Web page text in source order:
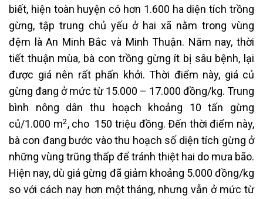
biết, hiện toàn huyện có hơn 1.600 ha diện tích trồng
gừng, tập trung chủ yếu ở hai xã nằm trong vùng
đệm là An Minh Bắc và Minh Thuận. Năm nay, thời
tiết thuận mùa, bà con trồng gừng ít bị sâu bệnh, lại
được giá nên rất phấn khởi. Thời điểm này, giá củ
gừng đang ở mức từ 15.000 – 17.000 đồng/kg. Trung
bình nông dân thu hoạch khoảng 10 tấn gừng
củ/1.000 m2, cho 150 triệu đồng. Ðến thời điểm này,
bà con đang bước vào thu hoạch số diện tích gừng ở
những vùng trũng thấp để tránh thiệt hai do mưa bão.
Hiện nay, dù giá gừng đã giảm khoảng 5.000 đồng/kg
so với cách nay hơn một tháng, nhưng vẫn ở mức từ